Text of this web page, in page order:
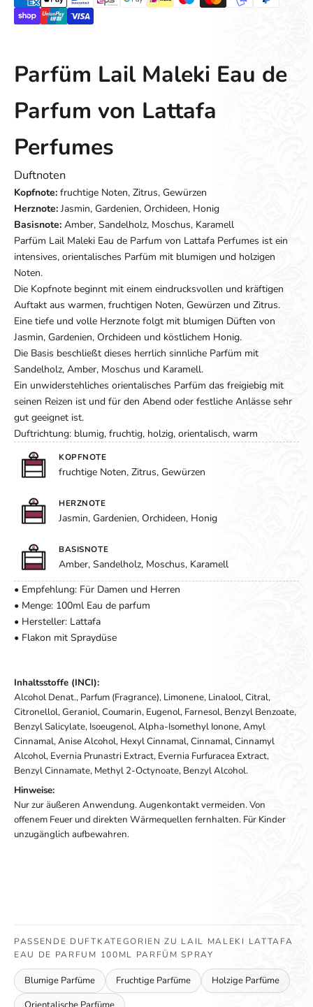
Parfüm Lail Maleki Eau de
Parfum von Lattafa
Perfumes
Duftnoten
Kopfnote: fruchtige Noten, Zitrus, Gewürzen
Herznote: Jasmin, Gardenien, Orchideen, Honig
Basisnote: Amber, Sandelholz, Moschus, Karamell
Parfüm Lail Maleki Eau de Parfum von Lattafa Perfumes ist ein
intensives, orientalisches Parfüm mit blumigen und holzigen
Noten.
Die Kopfnote beginnt mit einem eindrucksvollen und kräftigen
Auftakt aus warmen, fruchtigen Noten, Gewürzen und Zitrus.
Eine tiefe und volle Herznote folgt mit blumigen Düften von
Jasmin, Gardenien, Orchideen und köstlichem Honig.
Die Basis beschließt dieses herrlich sinnliche Parfüm mit
Sandelholz, Amber, Moschus und Karamell.
Ein unwiderstehliches orientalisches Parfüm das freigiebig mit
seinen Reizen ist und für den Abend oder festliche Anlässe sehr
gut geeignet ist.
Duftrichtung: blumig, fruchtig, holzig, orientalisch, warm
KOPFNOTE
fruchtige Noten, Zitrus, Gewürzen
HERZNOTE
Jasmin, Gardenien, Orchideen, Honig
BASISNOTE
Amber, Sandelholz, Moschus, Karamell
• Empfehlung: Für Damen und Herren
• Menge: 100ml Eau de parfum
• Hersteller: Lattafa
• Flakon mit Spraydüse
Inhaltsstoffe (INCI):
Alcohol Denat., Parfum (Fragrance), Limonene, Linalool, Citral,
Citronellol, Geraniol, Coumarin, Eugenol, Farnesol, Benzyl Benzoate,
Benzyl Salicylate, Isoeugenol, Alpha-Isomethyl Ionone, Amyl
Cinnamal, Anise Alcohol, Hexyl Cinnamal, Cinnamal, Cinnamyl
Alcohol, Evernia Prunastri Extract, Evernia Furfuracea Extract,
Benzyl Cinnamate, Methyl 2-Octynoate, Benzyl Alcohol.
Hinweise:
Nur zur äußeren Anwendung. Augenkontakt vermeiden. Von
offenem Feuer und direkten Wärmequellen fernhalten. Für Kinder
unzugänglich aufbewahren.
PASSENDE DUFTKATEGORIEN ZU LAIL MALEKI LATTAFA
EAU DE PARFUM 100ML PARFÜM SPRAY
Blumige Parfüme Fruchtige Parfüme
Holzige Parfüme